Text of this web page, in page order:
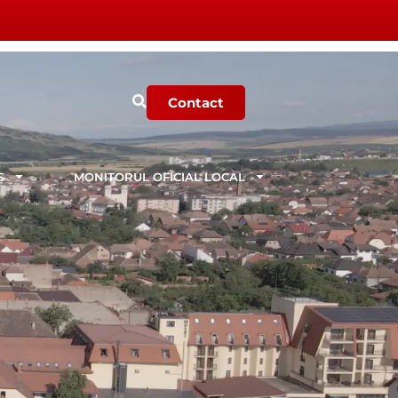
Contact
MONITORUL OFICIAL LOCAL